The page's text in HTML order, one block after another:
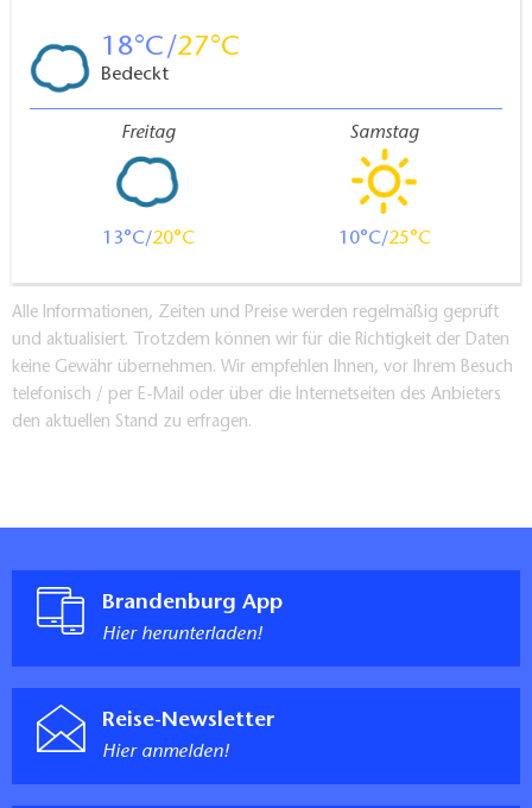
18 27
Bedeckt
Freitag
13 20
Samstag
10 25
Alle Informationen, Zeiten und Preise werden regelmäßig geprüft
und aktualisiert. Trotzdem können wir für die Richtigkeit der Daten
keine Gewähr übernehmen. Wir empfehlen Ihnen, vor Ihrem Besuch
telefonisch / per E-Mail oder über die Internetseiten des Anbieters
den aktuellen Stand zu erfragen.
Brandenburg App
Hier herunterladen!
Reise-Newsletter
Hier anmelden!